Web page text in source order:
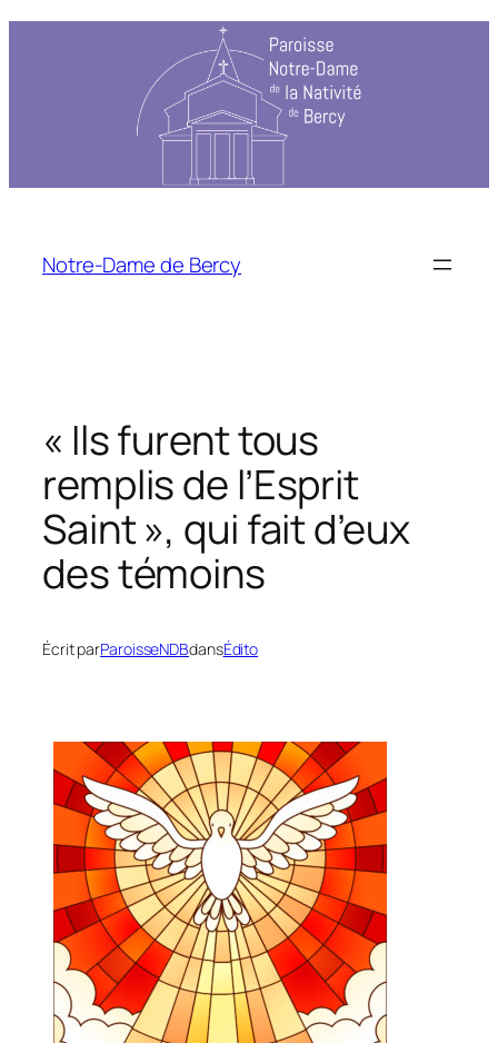
Notre-Dame de Bercy
« Ils furent tous
remplis de l’Esprit
Saint », qui fait d’eux
des témoins
Écrit parParoisseNDBdansÉdito